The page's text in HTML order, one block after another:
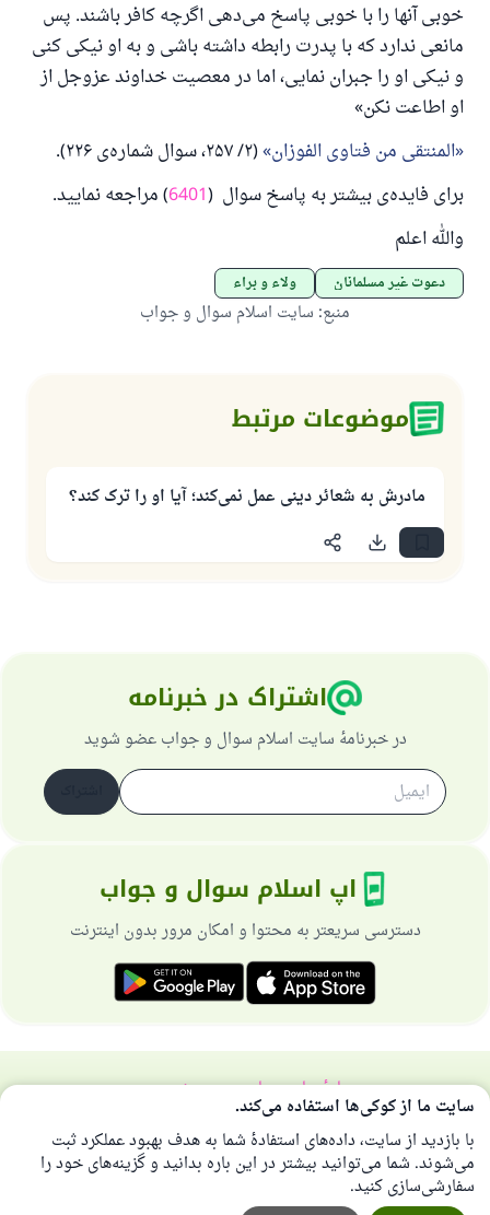
خوبی آنها را با خوبی پاسخ می‌دهی اگرچه کافر باشند. پس
مانعی ندارد که با پدرت رابطه داشته باشی و به او نیکی کنی
و نیکی او را جبران نمایی، اما در معصیت خداوند عزوجل از
او اطاعت نکن»
المنتقى من فتاوى الفوزان (۲/ ۲۵۷، سوال شماره‌ی ۲۲۶).
برای فایده‌ی بیشتر به پاسخ سوال (6401) مراجعه نمایید.
والله اعلم
دعوت غیر مسلمانان ولاء و براء
منبع: سایت اسلام سوال و جواب
موضوعات مرتبط
مادرش به شعائر دینی عمل نمی‌کند؛ آیا او را ترک کند؟
اشتراک در خبرنامه
در خبرنامهٔ سایت اسلام سوال و جواب عضو شوید
اپ اسلام سوال و جواب
دسترسی سریعتر به محتوا و امکان مرور بدون اینترنت
دربارهٔ سایتسیاست حریم خصوصی
همهٔ حقوق برای سایت اسلام سوال و جواب محفوظ است 1997-2025 ©
سایت ما از کوکی‌ها استفاده می‌کند.
با بازدید از سایت، داده‌های استفادهٔ شما به هدف بهبود عملکرد ثبت
می‌شوند. شما می‌توانید بیشتر در این باره بدانید و گزینه‌های خود را
سفارشی‌سازی کنید.